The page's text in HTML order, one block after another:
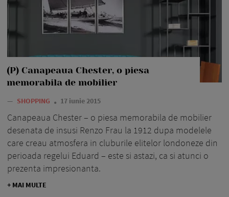
(P) Canapeaua Chester, o piesa
memorabila de mobilier
— SHOPPING 17 iunie 2015
Canapeaua Chester – o piesa memorabila de mobilier
desenata de insusi Renzo Frau la 1912 dupa modelele
care creau atmosfera in cluburile elitelor londoneze din
perioada regelui Eduard – este si astazi, ca si atunci o
prezenta impresionanta.
+ MAI MULTE